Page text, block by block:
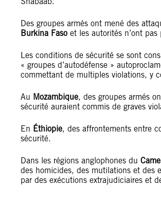
Des groupes armés ont mené des
Burkina Faso et les autorités n’ont
Les conditions de sécurité se sont
« groupes d’autodéfense »
commettant de multiples violations, y
Au Mozambique, des groupes armés
sécurité auraient commis de graves
En Éthiopie, des affrontements entre
sécurité.
Dans les régions anglophones du
des homicides, des mutilations et des
par des exécutions extrajudiciaires et